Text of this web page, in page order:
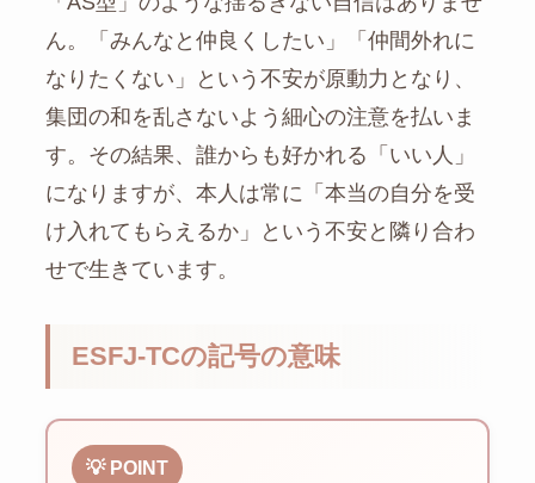
ん。「みんなと仲良くしたい」「仲間外れに
なりたくない」という不安が原動力となり、
集団の和を乱さないよう細心の注意を払いま
す。その結果、誰からも好かれる「いい人」
になりますが、本人は常に「本当の自分を受
け入れてもらえるか」という不安と隣り合わ
せで生きています。
ESFJ-TCの記号の意味
💡 POINT